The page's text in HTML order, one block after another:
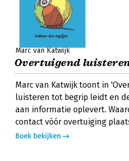
Marc van Katwijk
Overtuigend
Marc van Katwijk toont in
luisteren tot begrip leidt en
aan informatie oplevert.
contact vóór overtuiging
Boek bekijken